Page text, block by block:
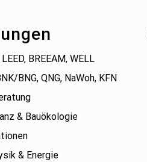
LEED, BREEAM, WELL
BNG, QNG, NaWoh, KFN
& Bauökologie
& Energie